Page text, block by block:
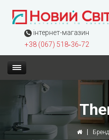
інтернет-магазин
+38 (067) 518‑36‑72